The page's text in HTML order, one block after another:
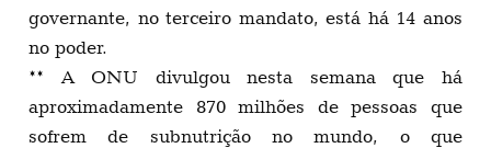
governante, no terceiro mandato, está há 14 anos
no poder.
** A ONU divulgou nesta semana que há
aproximadamente 870 milhões de pessoas que
sofrem de subnutrição no mundo, o que